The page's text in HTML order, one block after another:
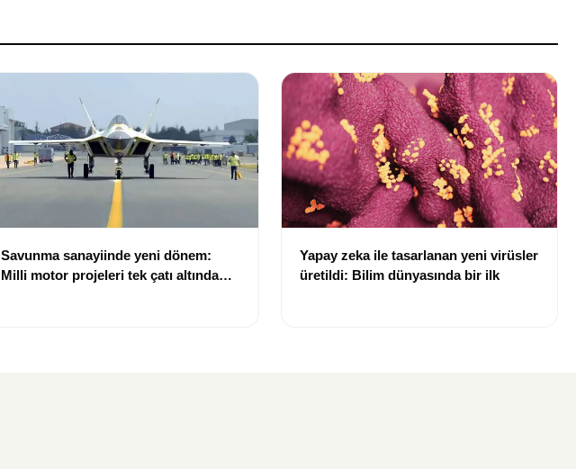
Savunma sanayiinde yeni dönem:
Milli motor projeleri tek çatı altında
Yapay zeka ile tasarlanan yeni virüsler
üretildi: Bilim dünyasında bir ilk